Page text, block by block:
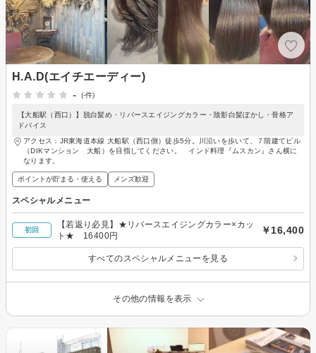
H.A.D(エイチエーディー)
-
(-件)
【大船駅（西口）】脱白髪め・リバースエイジングカラー・陰影白髪ぼかし・骨格ア
ドバイス
アクセス：JR東海道本線 大船駅（西口側）徒歩5分。川沿いを歩いて、７階建てビル
（DIKマンション 大船）を目指してください。 インド料理『ムスカン』さん横に
なります。
ポイントが貯まる・使える メンズ歓迎
スペシャルメニュー
初回
【若返り必見】★リバースエイジングカラー×カッ
ト★ 16400円
￥16,400
すべてのスペシャルメニューを見る
その他の情報を表示